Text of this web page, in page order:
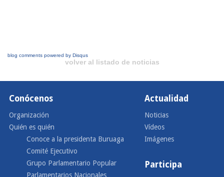
blog comments powered by Disqus
volver al listado de noticias
Conócenos
Organización
Quién es quién
Conoce a la presidenta Buruaga
Comité Ejecutivo
Grupo Parlamentario Popular
Parlamentarios Nacionales
Actualidad
Noticias
Vídeos
Imágenes
Participa